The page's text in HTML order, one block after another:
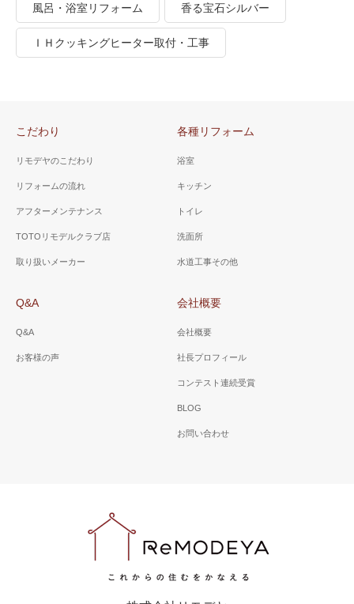
風呂・浴室リフォーム 香る宝石シルバー
ＩＨクッキングヒーター取付・工事
こだわり
リモデヤのこだわり
リフォームの流れ
アフターメンテナンス
TOTOリモデルクラブ店
取り扱いメーカー
各種リフォーム
浴室
キッチン
トイレ
洗面所
水道工事その他
Q&A
Q&A
お客様の声
会社概要
会社概要
社長プロフィール
コンテスト連続受賞
BLOG
お問い合わせ